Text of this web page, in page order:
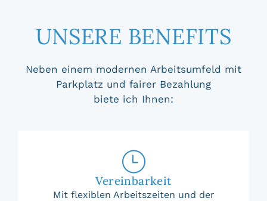
UNSERE BENEFITS
Neben einem modernen Arbeitsumfeld mit
Parkplatz und fairer Bezahlung
biete ich Ihnen:
Vereinbarkeit
Mit flexiblen Arbeitszeiten und der